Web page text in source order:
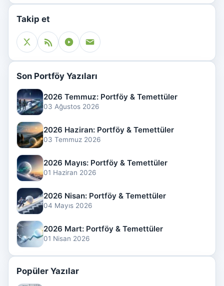
Takip et
Son Portföy Yazıları
2026 Temmuz: Portföy & Temettüler
03 Ağustos 2026
2026 Haziran: Portföy & Temettüler
03 Temmuz 2026
2026 Mayıs: Portföy & Temettüler
01 Haziran 2026
2026 Nisan: Portföy & Temettüler
04 Mayıs 2026
2026 Mart: Portföy & Temettüler
01 Nisan 2026
Popüler Yazılar